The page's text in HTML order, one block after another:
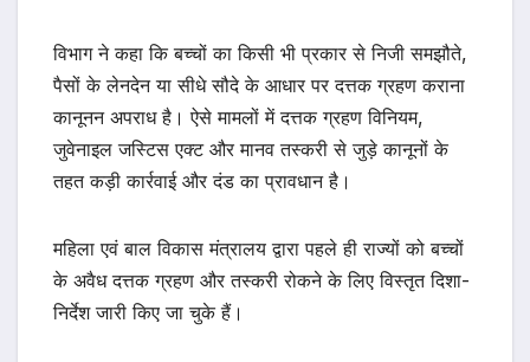
विभाग ने कहा कि बच्चों का किसी भी प्रकार से निजी समझौते,
पैसों के लेनदेन या सीधे सौदे के आधार पर दत्तक ग्रहण कराना
कानूनन अपराध है। ऐसे मामलों में दत्तक ग्रहण विनियम,
जुवेनाइल जस्टिस एक्ट और मानव तस्करी से जुड़े कानूनों के
तहत कड़ी कार्रवाई और दंड का प्रावधान है।
महिला एवं बाल विकास मंत्रालय द्वारा पहले ही राज्यों को बच्चों
के अवैध दत्तक ग्रहण और तस्करी रोकने के लिए विस्तृत दिशा-
निर्देश जारी किए जा चुके हैं।